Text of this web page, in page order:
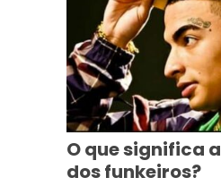
O que significa
dos funkeiros?